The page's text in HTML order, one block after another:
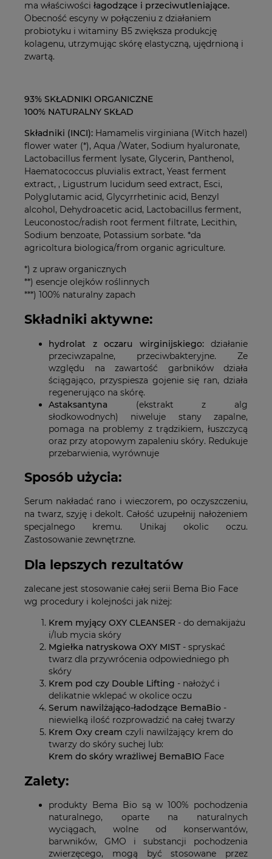
ma właściwości łagodzące i przeciwutleniające.
Obecność escyny w połączeniu z działaniem
probiotyku i witaminy B5 zwiększa produkcję
kolagenu, utrzymując skórę elastyczną, ujędrnioną i
zwartą.
93% SKŁADNIKI ORGANICZNE
100% NATURALNY SKŁAD
Składniki (INCI): Hamamelis virginiana (Witch hazel)
flower water (*), Aqua /Water, Sodium hyaluronate,
Lactobacillus ferment lysate, Glycerin, Panthenol,
Haematococcus pluvialis extract, Yeast ferment
extract, , Ligustrum lucidum seed extract, Esci,
Polyglutamic acid, Glycyrrhetinic acid, Benzyl
alcohol, Dehydroacetic acid, Lactobacillus ferment,
Leuconostoc/radish root ferment filtrate, Lecithin,
Sodium benzoate, Potassium sorbate. *da
agricoltura biologica/from organic agriculture.
*) z upraw organicznych
**) esencje olejków roślinnych
***) 100% naturalny zapach
Składniki aktywne:
hydrolat z oczaru wirginijskiego: działanie
przeciwzapalne, przeciwbakteryjne. Ze
względu na zawartość garbników działa
ściągająco, przyspiesza gojenie się ran, działa
regenerująco na skórę.
Astaksantyna (ekstrakt z alg
słodkowodnych) niweluje stany zapalne,
pomaga na problemy z trądzikiem, łuszczycą
oraz przy atopowym zapaleniu skóry. Redukuje
przebarwienia, wyrównuje
Sposób użycia:
Serum nakładać rano i wieczorem, po oczyszczeniu,
na twarz, szyję i dekolt. Całość uzupełnij nałożeniem
specjalnego kremu. Unikaj okolic oczu.
Zastosowanie zewnętrzne.
Dla lepszych rezultatów
zalecane jest stosowanie całej serii Bema Bio Face
wg procedury i kolejności jak niżej:
Krem myjący OXY CLEANSER - do demakijażu
i/lub mycia skóry
Mgiełka natryskowa OXY MIST - spryskać
twarz dla przywrócenia odpowiedniego ph
skóry
Krem pod czy Double Lifting - nałożyć i
delikatnie wklepać w okolice oczu
Serum nawilżająco-ładodzące BemaBio -
niewielką ilość rozprowadzić na całej twarzy
Krem Oxy cream czyli nawilżający krem do
twarzy do skóry suchej lub:
Krem do skóry wrażliwej BemaBIO Face
Zalety:
produkty Bema Bio są w 100% pochodzenia
naturalnego, oparte na naturalnych
wyciągach, wolne od konserwantów,
barwników, GMO i substancji pochodzenia
zwierzęcego, mogą być stosowane przez